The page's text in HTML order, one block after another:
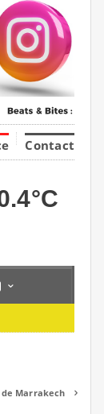
Contact
de Marrakech 